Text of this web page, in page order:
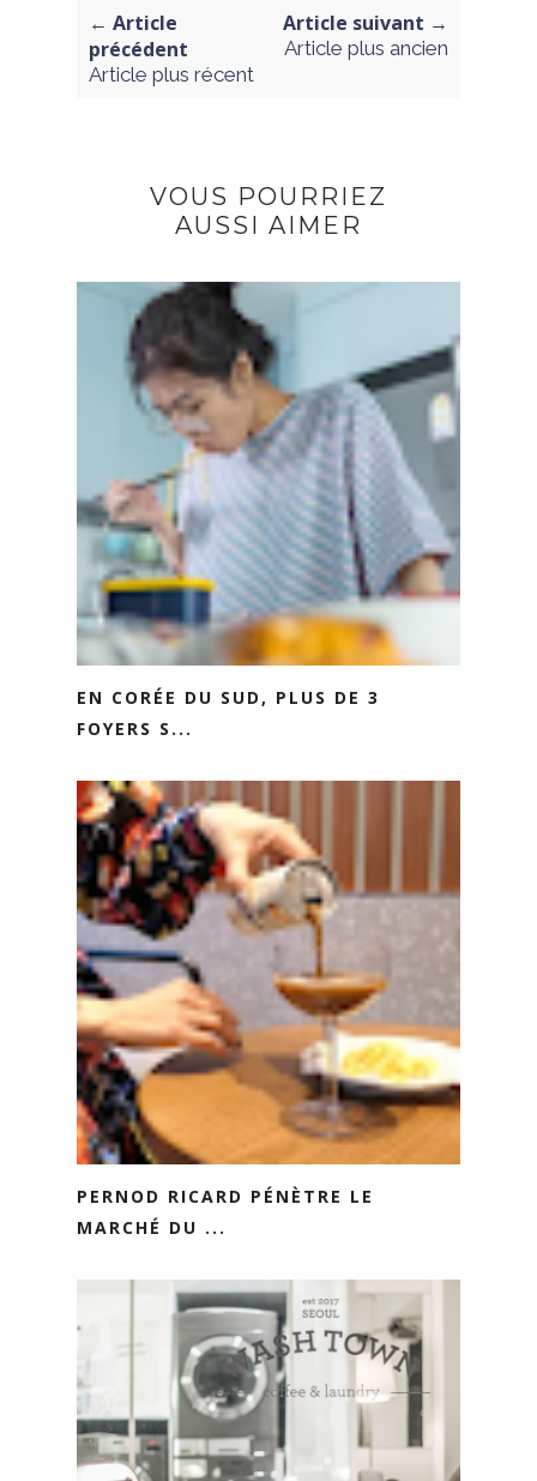
← Article
précédent
Article plus récent
Article suivant →
Article plus ancien
VOUS POURRIEZ
AUSSI AIMER
EN CORÉE DU SUD, PLUS DE 3
FOYERS S...
PERNOD RICARD PÉNÈTRE LE
MARCHÉ DU ...